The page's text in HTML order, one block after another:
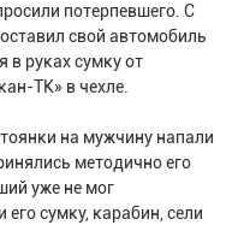
потерпевшего. С
свой автомобиль
в руках сумку от
ТК» в чехле.
на мужчину напали
методично его
уже не мог
его сумку, карабин, сели